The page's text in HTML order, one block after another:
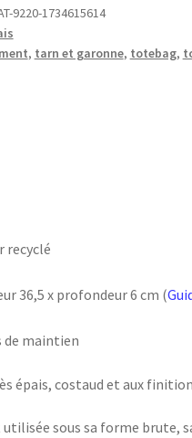
9220-1734615614
, tarn et garonne, totebag,
recyclé
36,5 x profondeur 6 cm (
de maintien
épais, costaud et aux
sous sa forme brute,